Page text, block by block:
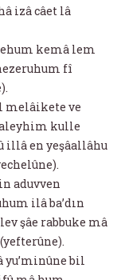
izâ câet lâ
kemâ lem
fî
melâikete ve
kulle
illâ en yeşâallâhu
aduvven
ilâ ba’dın
şâe rabbuke mâ
yu’minûne bil